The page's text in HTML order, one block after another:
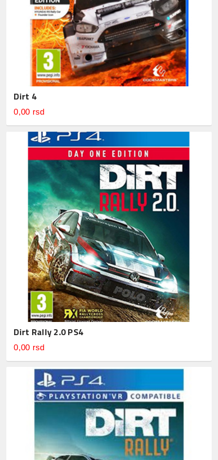
Dirt 4
0,00 rsd
Dirt Rally 2.0 PS4
0,00 rsd